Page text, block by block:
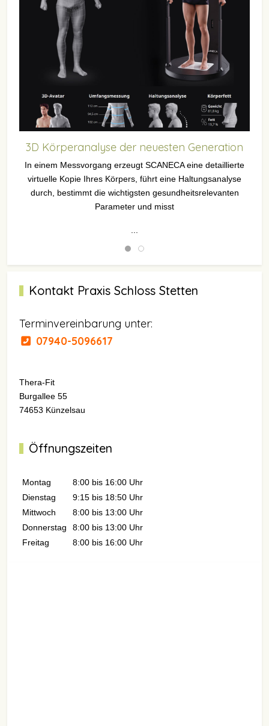
3D Körperanalyse der neuesten Generation
In einem Messvorgang erzeugt SCANECA eine detaillierte
virtuelle Kopie Ihres Körpers, führt eine Haltungsanalyse
durch, bestimmt die wichtigsten gesundheitsrelevanten
Parameter und misst
Kontakt Praxis Schloss Stetten
Terminvereinbarung unter:
07940-5096617
Thera-Fit
Burgallee 55
74653 Künzelsau
Öffnungszeiten
Montag
8:00 bis 16:00 Uhr
Dienstag
9:15 bis 18:50 Uhr
Mittwoch
8:00 bis 13:00 Uhr
Donnerstag
8:00 bis 13:00 Uhr
Freitag
8:00 bis 16:00 Uhr